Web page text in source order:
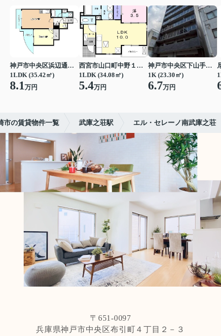
神戸市中央区浜辺通３丁目
1LDK (35.42㎡)
8.1万円
西宮市山口町中野１丁目
1LDK (34.08㎡)
5.4万円
神戸市中央区下山手通７丁目
1K (23.30㎡)
6.7万円
市の賃貸物件一覧 武庫之荘駅 エル・セレーノ南武庫之荘
〒651-0097
兵庫県神戸市中央区布引町４丁目２－３